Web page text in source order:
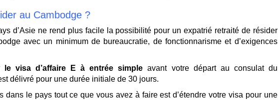
au Cambodge ?
d’Asie ne rend plus facile la possibilité pour un expatrié retraité de résider
avec un minimum de bureaucratie, de fonctionnarisme et d’exigences
le visa d’affaire E à entrée simple avant votre départ au consulat du
délivré pour une durée initiale de 30 jours.
dans le pays tout ce que vous avez à faire est d’étendre votre visa pour une